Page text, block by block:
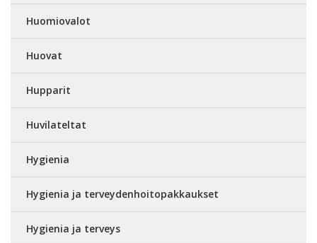
Huomiovalot
Huovat
Hupparit
Huvilateltat
Hygienia
Hygienia ja terveydenhoitopakkaukset
Hygienia ja terveys